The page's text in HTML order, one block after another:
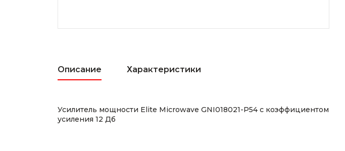
Описание Характеристики
Усилитель мощности Elite Microwave GNI018021-P54 с коэффициентом
усиления 12 Дб